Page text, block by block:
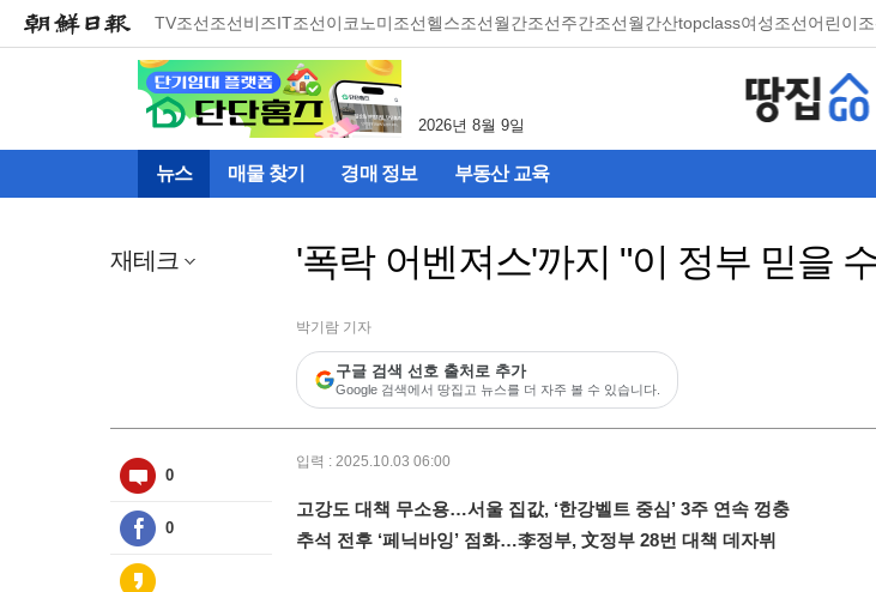
TV조선조선비즈IT조선이코노미조선헬스조선월간조선주간조선월간산topclass여성조선어린이
2026년 8월 9일
뉴스 매물 찾기 경매 정보 부동산 교육
재테크 '폭락 어벤져스'까지 "이 정부 믿을
박기람 기자
구글 검색 선호 출처로 추가
Google 검색에서 땅집고 뉴스를 더 자주 볼 수 있습니다.
0
0
입력 : 2025.10.03 06:00
고강도 대책 무소용…서울 집값, ‘한강벨트 중심’ 3주 연속 껑충
추석 전후 ‘페닉바잉’ 점화…李정부, 文정부 28번 대책 데자뷔